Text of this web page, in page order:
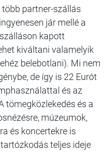
partner-szállás
jár mellé a
kapott
kiváltani valamelyik
belebotlani). Mi nem
de így is 22 Eurót
és az
tömegközlekedés és a
múzeumok,
és koncertekre is
teljes ideje